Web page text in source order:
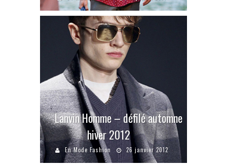
Lanvin Homme – défilé automne
hiver 2012
En Mode Fashion 26 janvier 2012